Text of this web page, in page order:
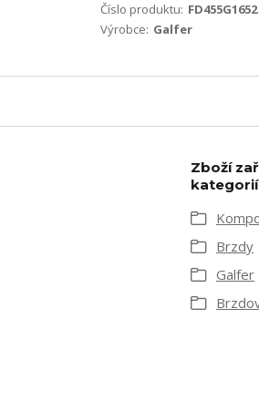
Číslo produktu: FD455G1652
Výrobce: Galfer
Zboží
Brzdy
Galfer